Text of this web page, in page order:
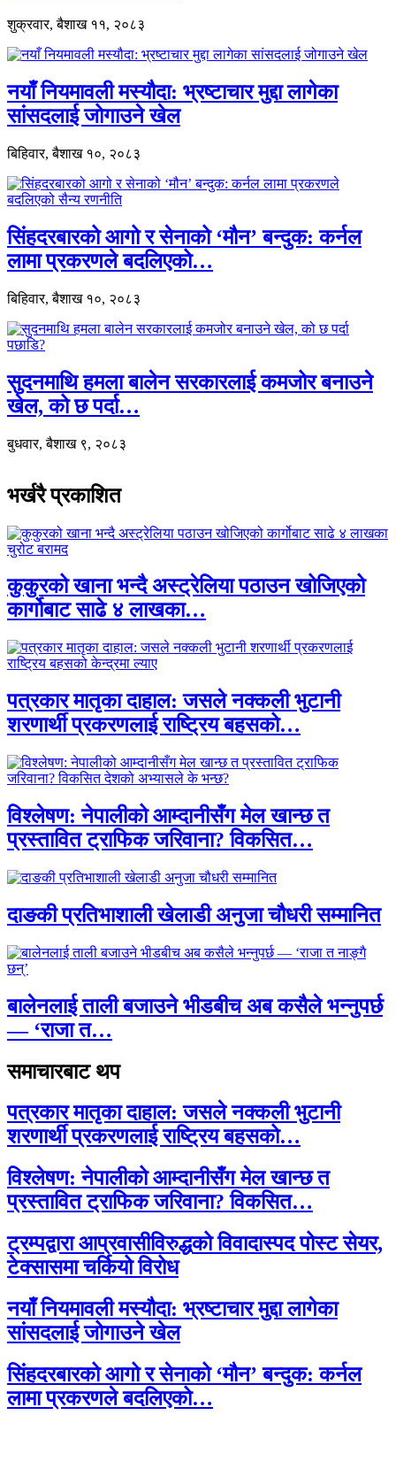
शुक्रवार, बैशाख ११, २०८३
नयाँ नियमावली मस्यौदा: भ्रष्टाचार मुद्दा लागेका
सांसदलाई जोगाउने खेल
बिहिवार, बैशाख १०, २०८३
सिंहदरबारको आगो र सेनाको ‘मौन’ बन्दुक: कर्नल
लामा प्रकरणले बदलिएको…
बिहिवार, बैशाख १०, २०८३
सुदनमाथि हमला बालेन सरकारलाई कमजोर बनाउने
खेल, को छ पर्दा…
बुधवार, बैशाख ९, २०८३
भर्खरै प्रकाशित
कुकुरको खाना भन्दै अस्ट्रेलिया पठाउन खोजिएको
कार्गोबाट साढे ४ लाखका…
पत्रकार मातृका दाहाल: जसले नक्कली भुटानी
शरणार्थी प्रकरणलाई राष्ट्रिय बहसको…
विश्लेषण: नेपालीको आम्दानीसँग मेल खान्छ त
प्रस्तावित ट्राफिक जरिवाना? विकसित…
दाङकी प्रतिभाशाली खेलाडी अनुजा चौधरी सम्मानित
बालेनलाई ताली बजाउने भीडबीच अब कसैले भन्नुपर्छ
— ‘राजा त…
समाचारबाट थप
पत्रकार मातृका दाहाल: जसले नक्कली भुटानी
शरणार्थी प्रकरणलाई राष्ट्रिय बहसको…
विश्लेषण: नेपालीको आम्दानीसँग मेल खान्छ त
प्रस्तावित ट्राफिक जरिवाना? विकसित…
ट्रम्पद्वारा आप्रवासीविरुद्धको विवादास्पद पोस्ट सेयर,
टेक्सासमा चर्कियो विरोध
नयाँ नियमावली मस्यौदा: भ्रष्टाचार मुद्दा लागेका
सांसदलाई जोगाउने खेल
सिंहदरबारको आगो र सेनाको ‘मौन’ बन्दुक: कर्नल
लामा प्रकरणले बदलिएको…